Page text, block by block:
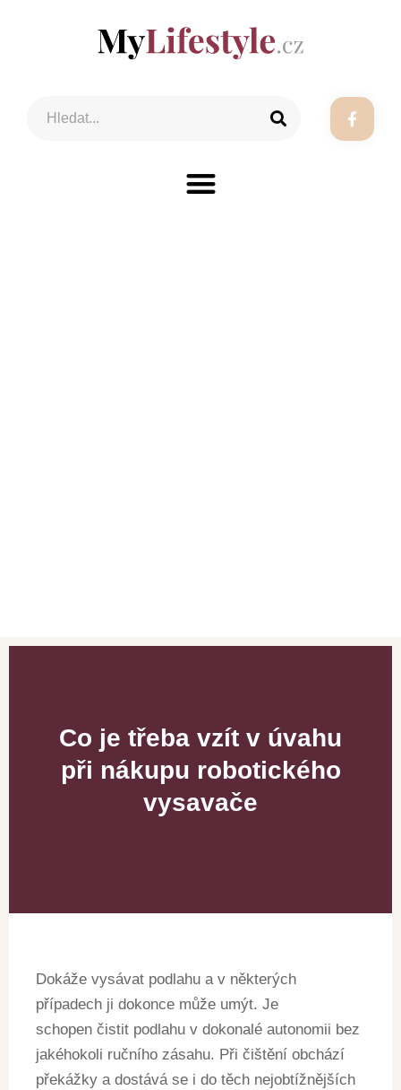
Co je třeba vzít v úvahu
při nákupu robotického
vysavače
Dokáže vysávat podlahu a v některých
případech ji dokonce může umýt. Je
schopen čistit podlahu v dokonalé autonomii bez
jakéhokoli ručního zásahu. Při čištění obchází
překážky a dostává se i do těch nejobtížnějších